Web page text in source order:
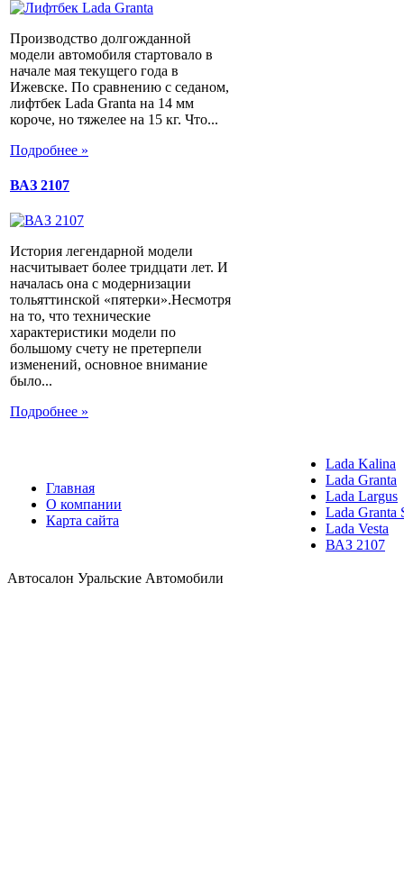
Производство долгожданной
модели автомобиля стартовало в
начале мая текущего года в
Ижевске. По сравнению с седаном,
лифтбек Lada Granta на 14 мм
короче, но тяжелее на 15 кг. Что...
Подробнее »
ВАЗ 2107
История легендарной модели
насчитывает более тридцати лет. И
началась она с модернизации
тольяттинской «пятерки».Несмотря
на то, что технические
характеристики модели по
большому счету не претерпели
изменений, основное внимание
было...
Подробнее »
Главная
О компании
Карта сайта
Lada Kalina
Lada Granta
Lada Largus
Lada Granta
Lada Vesta
ВАЗ 2107
Автосалон Уральские Автомобили